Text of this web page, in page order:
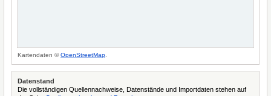
Kartendaten ©OpenStreetMap
Datenstand
Die vollständigen Quellennachweise, Datenstände und Importdaten stehen auf